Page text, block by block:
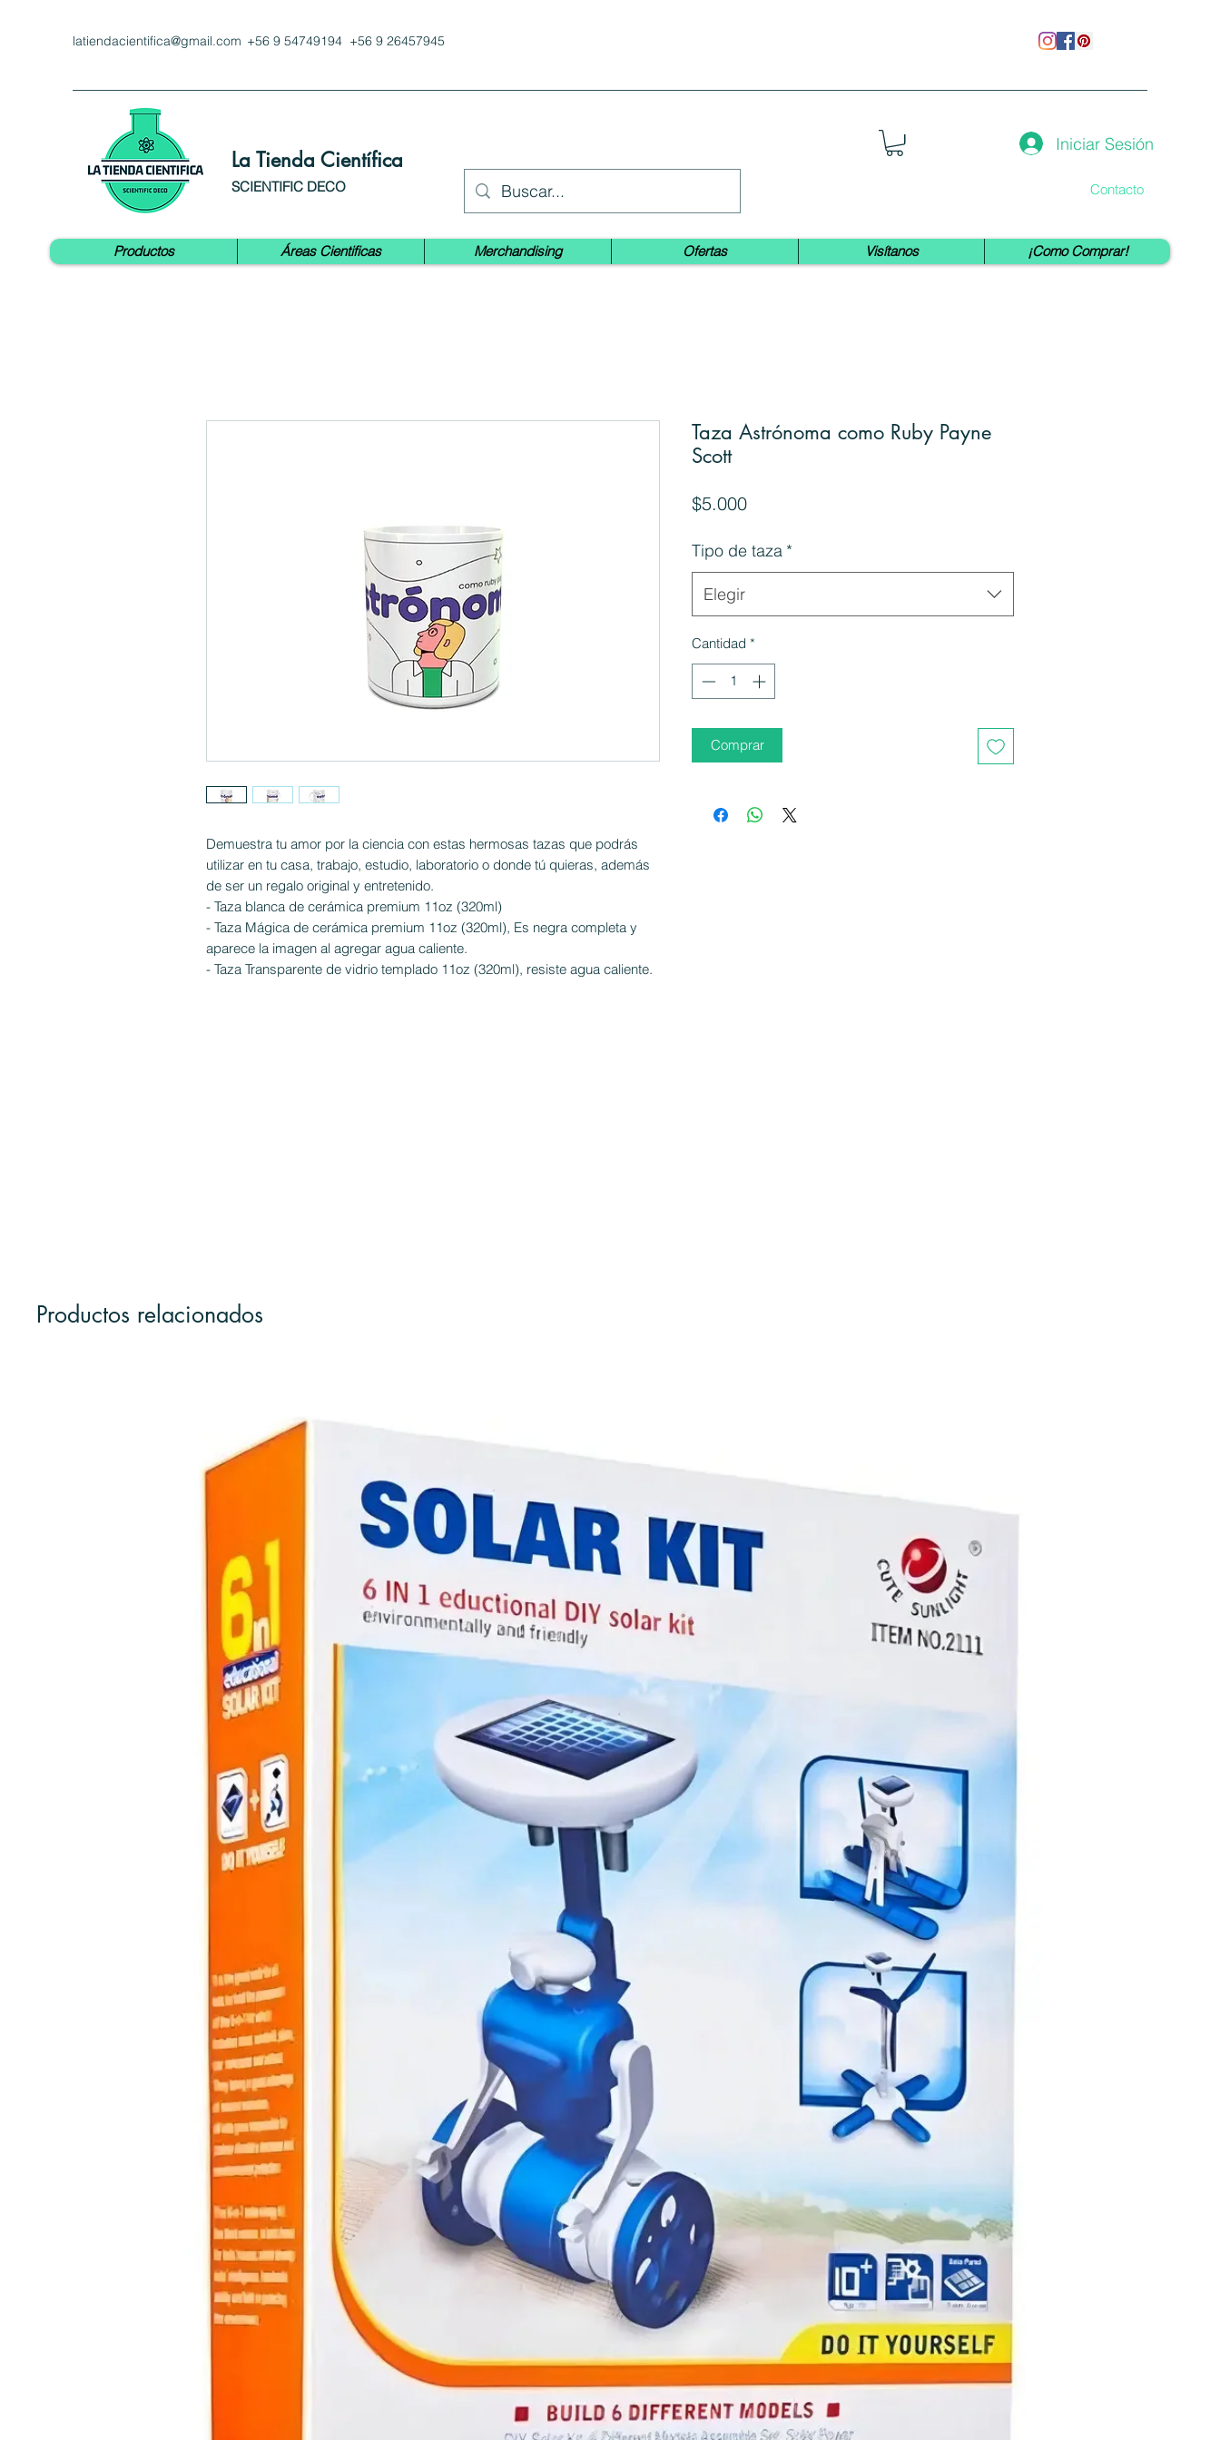
latiendacientifica@gmail.com +56 9 54749194 +56 9 26457945
La Tienda Científica
SCIENTIFIC DECO
Iniciar Sesión
Contacto
Productos Áreas Cientificas Merchandising Ofertas Visítanos ¡Como Comprar!
Productos relacionados
Demuestra tu amor por la ciencia con estas hermosas tazas que podrás
utilizar en tu casa, trabajo, estudio, laboratorio o donde tú quieras, además
de ser un regalo original y entretenido.
- Taza blanca de cerámica premium 11oz (320ml)
- Taza Mágica de cerámica premium 11oz (320ml), Es negra completa y
aparece la imagen al agregar agua caliente.
- Taza Transparente de vidrio templado 11oz (320ml), resiste agua caliente.
Taza Astrónoma como Ruby Payne
Scott
$5.000Precio
Tipo de taza *
Elegir
Cantidad *
Comprar